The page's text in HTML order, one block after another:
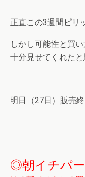
正直この3週間ピリ
しかし可能性と買
十分見せてくれたと
明日（27日）販売終
◎朝イチパ